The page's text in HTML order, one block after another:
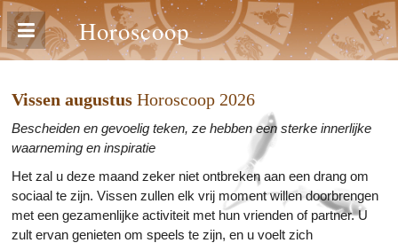
Horoscoop
Vissen augustus Horoscoop 2026
Bescheiden en gevoelig teken, ze hebben een sterke innerlijke
waarneming en inspiratie
Het zal u deze maand zeker niet ontbreken aan een drang om
sociaal te zijn. Vissen zullen elk vrij moment willen doorbrengen
met een gezamenlijke activiteit met hun vrienden of partner. U
zult ervan genieten om speels te zijn, en u voelt zich